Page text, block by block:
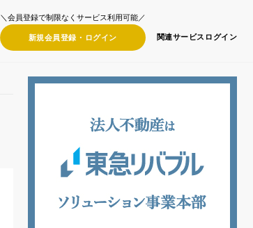
＼会員登録で制限なくサービス利用可能／
新規会員登録・ ログイン 関連サービス ログイン